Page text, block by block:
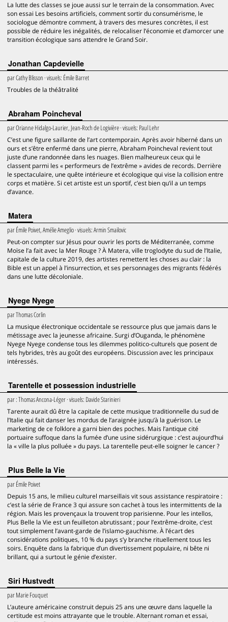
La lutte des classes se joue aussi sur le terrain de la consommation. Avec
son essai Les besoins artificiels, comment sortir du consumérisme, le
sociologue démontre comment, à travers des mesures concrètes, il est
possible de réduire les inégalités, de relocaliser l’économie et d’amorcer une
transition écologique sans attendre le Grand Soir.
Jonathan Capdevielle
parCathy Blisson · visuels: Émile Barret
Troubles de la théâtralité
Abraham Poincheval
parOrianne Hidalgo-Laurier, Jean-Roch de Logivière· visuels: Paul Lehr
C’est une figure saillante de l’art contemporain. Après avoir hiberné dans un
ours et s’être enfermé dans une pierre, Abraham Poincheval revient tout
juste d’une randonnée dans les nuages. Bien malheureux ceux qui le
classent parmi les « performeurs de l’extrême » avides de records. Derrière
le spectaculaire, une quête intérieure et écologique qui vise la collision entre
corps et matière. Si cet artiste est un sportif, c’est bien qu’il a un temps
d’avance.
Matera
parÉmile Poivet, Amélie Ameglio· visuels:Armin Smailovic
Peut-on compter sur Jésus pour ouvrir les ports de Méditerranée, comme
Moïse l’a fait avec la Mer Rouge ? À Matera, ville troglodyte du sud de l’Italie,
capitale de la culture 2019, des artistes remettent les choses au clair : la
Bible est un appel à l’insurrection, et ses personnages des migrants fédérés
dans une lutte décoloniale.
Nyege Nyege
parThomas Corlin
La musique électronique occidentale se ressource plus que jamais dans le
métissage avec la jeunesse africaine. Surgi d’Ouganda, le phénomène
Nyege Nyege condense tous les dilemmes politico-culturels que posent de
tels hybrides, très au goût des européens. Discussion avec les principaux
intéressés.
Tarentelle et possession industrielle
par: Thomas Ancona-Léger· visuels: Davide Starinieri
Tarente aurait dû être la capitale de cette musique traditionnelle du sud de
l’Italie qui fait danser les mordus de l’araignée jusqu’à la guérison. Le
marketing de ce folklore a garni bien des poches. Mais l’antique cité
portuaire suffoque dans la fumée d’une usine sidérurgique : c’est aujourd’hui
la « ville la plus polluée » du pays. La tarentelle peut-elle soigner le cancer ?
Plus Belle la Vie
parÉmile Poivet
Depuis 15 ans, le milieu culturel marseillais vit sous assistance respiratoire :
c’est la série de France 3 qui assure son cachet à tous les intermittents de la
région. Mais les provençaux la trouvent trop parisienne. Pour les intellos,
Plus Belle la Vie est un feuilleton abrutissant ; pour l’extrême-droite, c’est
tout simplement l’avant-garde de l’islamo-gauchisme. À l’écart des
considérations politiques, 10 % du pays s’y branche rituellement tous les
soirs. Enquête dans la fabrique d’un divertissement populaire, ni bête ni
brillant, qui a surtout le génie d’exister.
Siri Hustvedt
parMarie Fouquet
L’auteure américaine construit depuis 25 ans une œuvre dans laquelle la
certitude est moins attrayante que le trouble. Alternant roman et essai,